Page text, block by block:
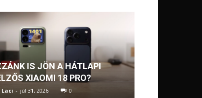
IS JÖN A HÁTLAPI
XIAOMI 18 PRO?
Laci - júl 31, 2026 0